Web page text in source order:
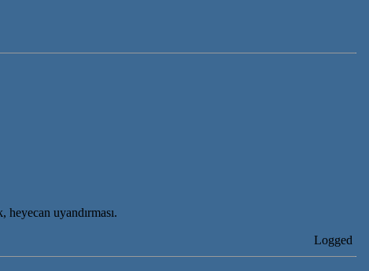
heyecan uyandırması.
Logged